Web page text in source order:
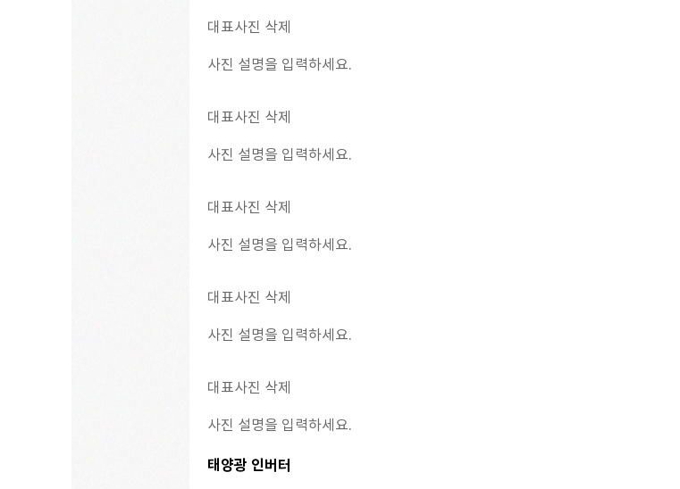
대표사진 삭제
사진 설명을 입력하세요.
대표사진 삭제
사진 설명을 입력하세요.
대표사진 삭제
사진 설명을 입력하세요.
대표사진 삭제
사진 설명을 입력하세요.
대표사진 삭제
사진 설명을 입력하세요.
태양광 인버터